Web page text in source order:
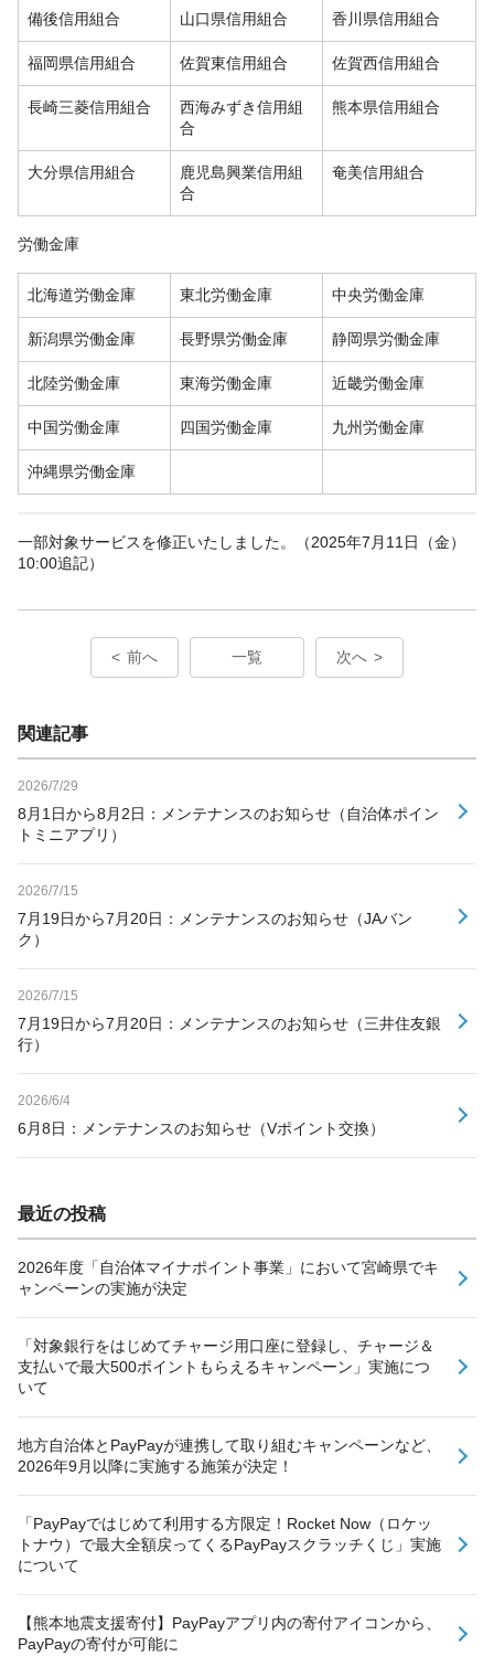
備後信用組合 山口県信用組合 香川県信用組合
福岡県信用組合 佐賀東信用組合 佐賀西信用組合
長崎三菱信用組合
西海みずき信用組
合
熊本県信用組合
大分県信用組合
鹿児島興業信用組
合
奄美信用組合
労働金庫
北海道労働金庫 東北労働金庫 中央労働金庫
新潟県労働金庫 長野県労働金庫 静岡県労働金庫
北陸労働金庫 東海労働金庫 近畿労働金庫
中国労働金庫 四国労働金庫 九州労働金庫
沖縄県労働金庫
一部対象サービスを修正いたしました。（2025年7月11日（金）
10:00追記）
前へ 一覧 次へ
関連記事
2026/7/29
8月1日から8月2日：メンテナンスのお知らせ（自治体ポイン
トミニアプリ）
2026/7/15
7月19日から7月20日：メンテナンスのお知らせ（JAバン
ク）
2026/7/15
7月19日から7月20日：メンテナンスのお知らせ（三井住友銀
行）
2026/6/4
6月8日：メンテナンスのお知らせ（Vポイント交換）
最近の投稿
2026年度「自治体マイナポイント事業」において宮崎県でキ
ャンペーンの実施が決定
「対象銀行をはじめてチャージ用口座に登録し、チャージ＆
支払いで最大500ポイントもらえるキャンペーン」実施につ
いて
地方自治体とPayPayが連携して取り組むキャンペーンなど、
2026年9月以降に実施する施策が決定！
「PayPayではじめて利用する方限定！Rocket Now（ロケッ
トナウ）で最大全額戻ってくるPayPayスクラッチくじ」実施
について
【熊本地震支援寄付】PayPayアプリ内の寄付アイコンから、
PayPayの寄付が可能に